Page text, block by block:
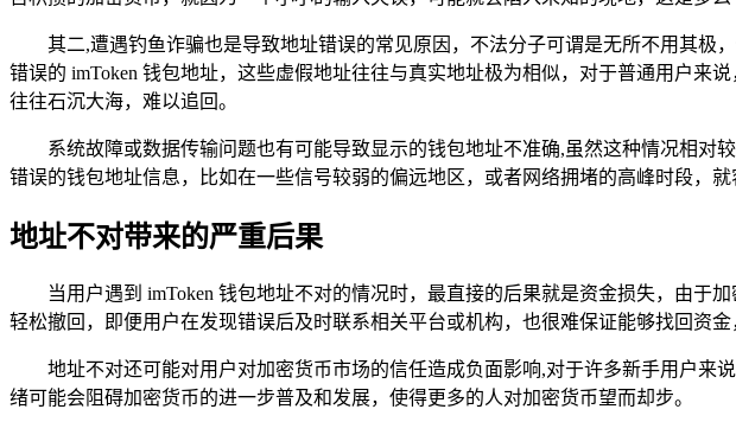
其二,遭遇钓鱼诈骗也是导致地址错误的常见原因，不法分子可谓是无所不用其极
错误的 imToken 钱包地址，这些虚假地址往往与真实地址极为相似，对于普通用户
往往石沉大海，难以追回。
系统故障或数据传输问题也有可能导致显示的钱包地址不准确,虽然这种情况相
错误的钱包地址信息，比如在一些信号较弱的偏远地区，或者网络拥堵的高峰时段，就
地址不对带来的严重后果
当用户遇到 imToken 钱包地址不对的情况时，最直接的后果就是资金损失，由
轻松撤回，即便用户在发现错误后及时联系相关平台或机构，也很难保证能够找回资
地址不对还可能对用户对加密货币市场的信任造成负面影响,对于许多新手用户
绪可能会阻碍加密货币的进一步普及和发展，使得更多的人对加密货币望而却步。